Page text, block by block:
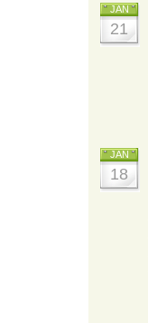
JAN
21
JAN
18